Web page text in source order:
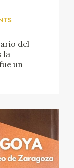
del
la
un